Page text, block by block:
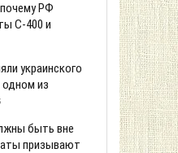
РФ
С-400 и
украинского
одном из
быть вне
призывают